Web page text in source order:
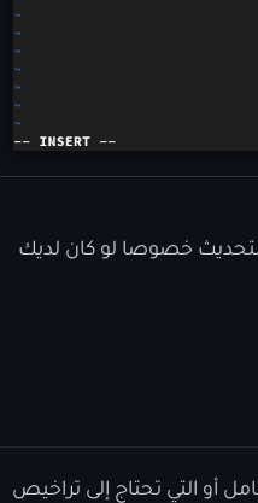
خصوصا لو كان لديك
أو التي تحتاج إلى تراخيص